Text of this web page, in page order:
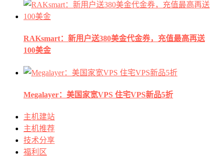
RAKsmart：新用户送380美金代金券，充值最高再送
100美金
Megalayer：美国家宽VPS 住宅VPS新品5折
主机建站
主机推荐
技术分享
福利区